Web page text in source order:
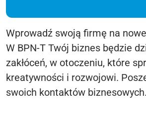
Wprowadź swoją firmę na
W BPN-T Twój biznes będzie
zakłóceń, w otoczeniu, które
kreatywności i rozwojowi.
swoich kontaktów biznesowych.